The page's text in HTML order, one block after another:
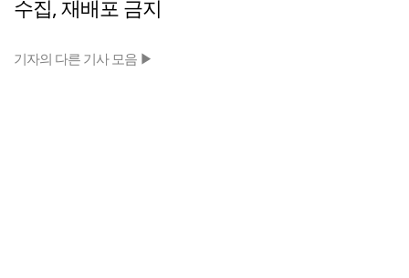
수집, 재배포 금지
기자의 다른 기사 모음 ▶